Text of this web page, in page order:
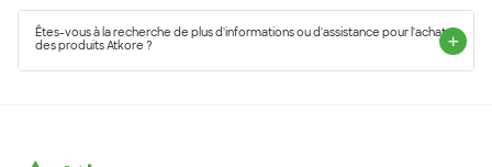
Êtes-vous à la recherche de plus d'informations ou d'assistance pour l'achat
des produits Atkore ?